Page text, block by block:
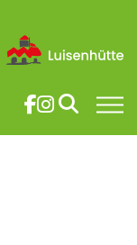
Sprache